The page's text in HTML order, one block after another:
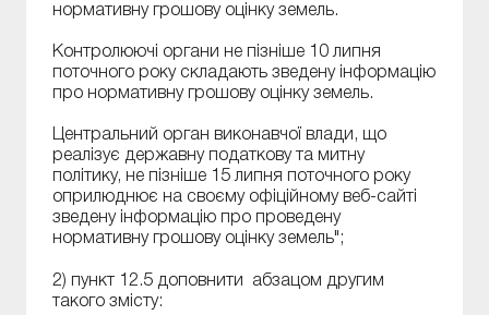
нормативну грошову оцінку земель.
Контролюючі органи не пізніше 10 липня
поточного року складають зведену інформацію
про нормативну грошову оцінку земель.
Центральний орган виконавчої влади, що
реалізує державну податкову та митну
політику, не пізніше 15 липня поточного року
оприлюднює на своєму офіційному веб-сайті
зведену інформацію про проведену
нормативну грошову оцінку земель";
2) пункт 12.5 доповнити абзацом другим
такого змісту: